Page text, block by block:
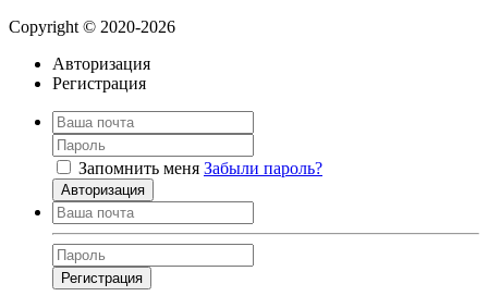
Copyright © 2020-2026
Авторизация
Регистрация
Запомнить меня Забыли пароль?
Авторизация
Регистрация